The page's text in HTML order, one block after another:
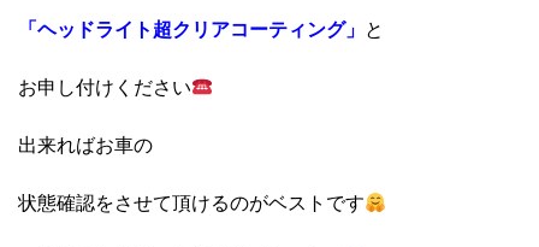
「ヘッドライト超クリアコーティング」 と
お申し付けください
出来ればお車の
状態確認をさせて頂けるのがベストです